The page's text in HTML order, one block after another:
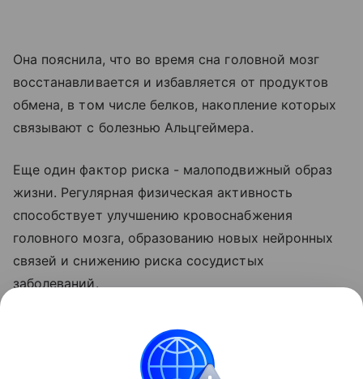
Она пояснила, что во время сна головной мозг
восстанавливается и избавляется от продуктов
обмена, в том числе белков, накопление которых
связывают с болезнью Альцгеймера.
Еще один фактор риска - малоподвижный образ
жизни. Регулярная физическая активность
способствует улучшению кровоснабжения
головного мозга, образованию новых нейронных
связей и снижению риска сосудистых
заболеваний.
Постоянное сидение и недостаток движения
увеличивают вероятность не только деменции, но
также сердечно-сосудистых заболеваний,